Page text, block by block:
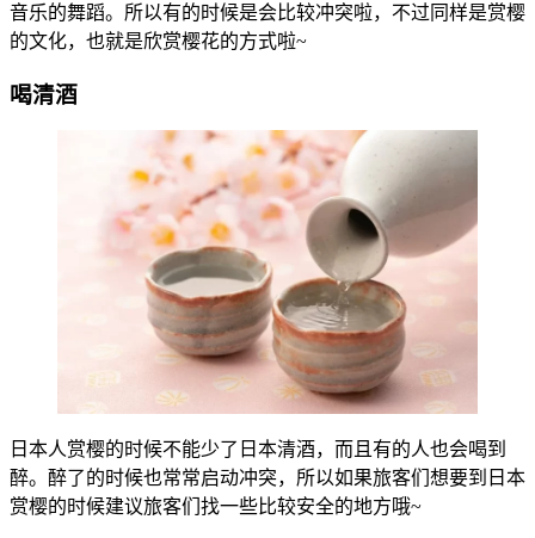
音乐的舞蹈。所以有的时候是会比较冲突啦，不过同样是赏樱
的文化，也就是欣赏樱花的方式啦~
喝清酒
日本人赏樱的时候不能少了日本清酒，而且有的人也会喝到
醉。醉了的时候也常常启动冲突，所以如果旅客们想要到日本
赏樱的时候建议旅客们找一些比较安全的地方哦~